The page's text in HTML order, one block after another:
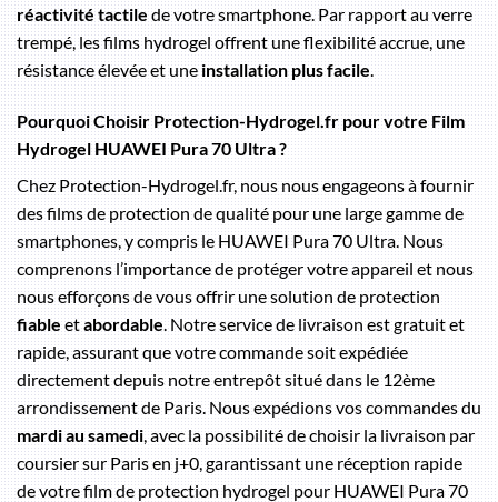
réactivité tactilede votre smartphone. Par rapport au verre
trempé, les films hydrogel offrent une flexibilité accrue, une
résistance élevée et uneinstallation plus facile.
Pourquoi Choisir Protection-Hydrogel.fr pour votre Film
Hydrogel HUAWEI Pura 70 Ultra ?
Chez Protection-Hydrogel.fr, nous nous engageons à fournir
des films de protection de qualité pour une large gamme de
smartphones, y compris le HUAWEI Pura 70 Ultra. Nous
comprenons l’importance de protéger votre appareil et nous
nous efforçons de vous offrir une solution de protection
fiableetabordable. Notre service de livraison est gratuit et
rapide, assurant que votre commande soit expédiée
directement depuis notre entrepôt situé dans le 12ème
arrondissement de Paris. Nous expédions vos commandes du
mardi au samedi, avec la possibilité de choisir la livraison par
coursier sur Paris en j+0, garantissant une réception rapide
de votre film de protection hydrogel pour HUAWEI Pura 70